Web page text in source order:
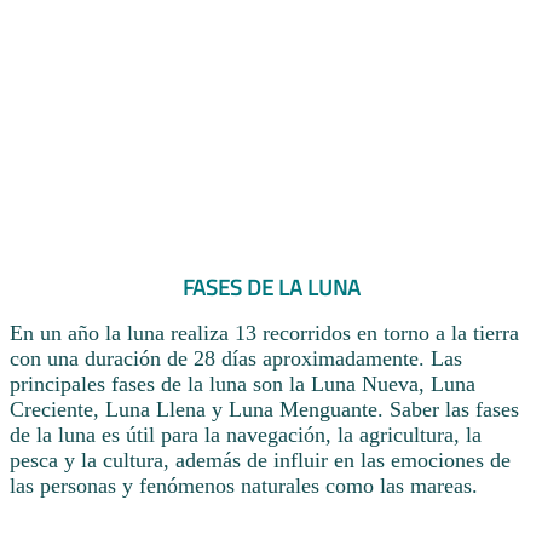
FASES DE LA LUNA
En un año la luna realiza 13 recorridos en torno a la tierra
con una duración de 28 días aproximadamente. Las
principales fases de la luna son la Luna Nueva, Luna
Creciente, Luna Llena y Luna Menguante. Saber las fases
de la luna es útil para la navegación, la agricultura, la
pesca y la cultura, además de influir en las emociones de
las personas y fenómenos naturales como las mareas.